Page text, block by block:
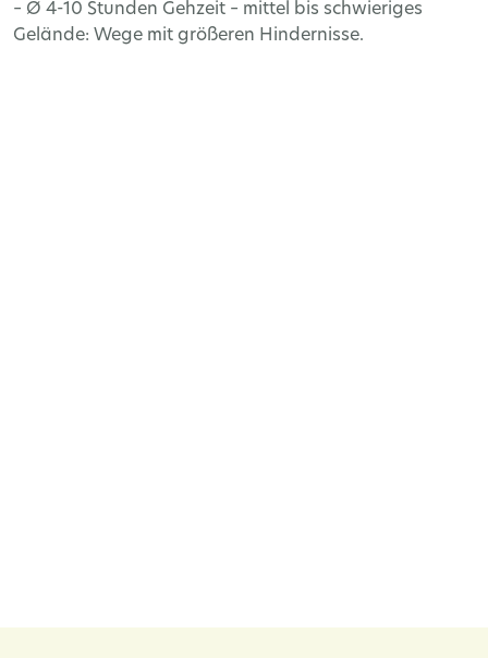
– Ø 4-10 Stunden Gehzeit – mittel bis schwieriges
Gelände: Wege mit größeren Hindernisse.